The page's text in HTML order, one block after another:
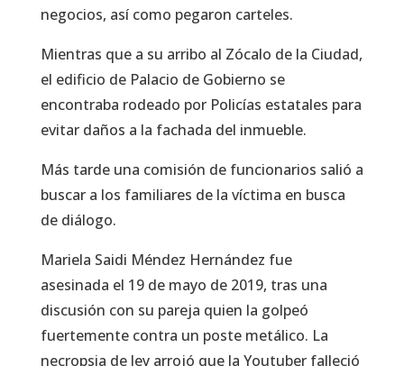
negocios, así como pegaron carteles.
Mientras que a su arribo al Zócalo de la Ciudad,
el edificio de Palacio de Gobierno se
encontraba rodeado por Policías estatales para
evitar daños a la fachada del inmueble.
Más tarde una comisión de funcionarios salió a
buscar a los familiares de la víctima en busca
de diálogo.
Mariela Saidi Méndez Hernández fue
asesinada el 19 de mayo de 2019, tras una
discusión con su pareja quien la golpeó
fuertemente contra un poste metálico. La
necropsia de ley arrojó que la Youtuber falleció